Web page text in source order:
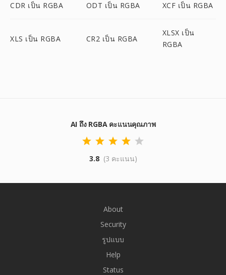
CDR เป็น RGBA ODT เป็น RGBA XCF เป็น RGBA
XLS เป็น RGBA CR2 เป็น RGBA
XLSX เป็น
RGBA
AI ถึง RGBA คะแนนคุณภาพ
3.8 (3 คะแนน)
About
Security
รูปแบบ
Help
Status